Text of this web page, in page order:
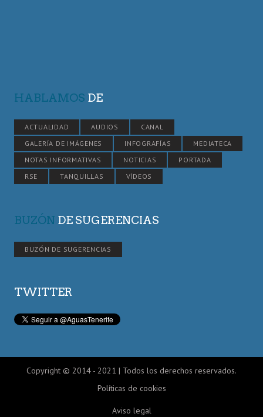
HABLAMOS DE
ACTUALIDAD AUDIOS
CANAL
GALERÍA DE IMÁGENES
INFOGRAFÍAS
MEDIATECA
NOTAS INFORMATIVAS
NOTICIAS
PORTADA
RSE
TANQUILLAS VÍDEOS
BUZÓN DE SUGERENCIAS
BUZÓN DE SUGERENCIAS
TWITTER
Copyright © 2014 - 2021 | Todos los derechos reservados.
Políticas de cookies
Aviso legal